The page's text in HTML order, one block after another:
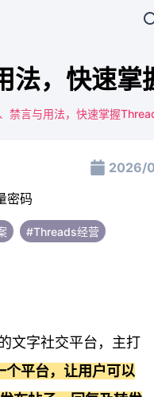
法，快速
禁言与用法，快速掌握
2026/
#Threads经营
文字社交平台，主打
平台，让用户可以